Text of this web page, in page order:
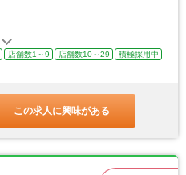
店舗数1～9 店舗数10～29
積極採用中
この求人に興味がある